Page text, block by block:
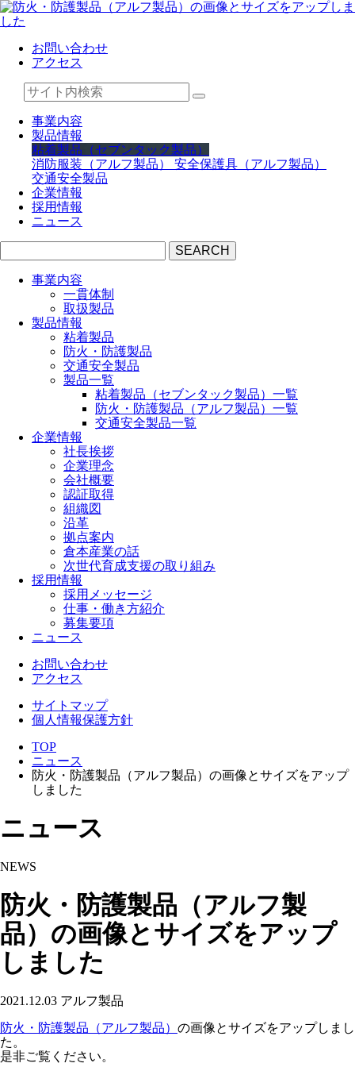
お問い合わせ
アクセス
事業内容
製品情報
粘着製品（セブンタック製品）
消防服装（アルフ製品） 安全保護具（アルフ製品）
交通安全製品
企業情報
採用情報
ニュース
SEARCH
事業内容
一貫体制
取扱製品
製品情報
粘着製品
防火・防護製品
交通安全製品
製品一覧
粘着製品（セブンタック製品）一覧
防火・防護製品（アルフ製品）一覧
交通安全製品一覧
企業情報
社長挨拶
企業理念
会社概要
認証取得
組織図
沿革
拠点案内
倉本産業の話
次世代育成支援の取り組み
採用情報
採用メッセージ
仕事・働き方紹介
募集要項
ニュース
お問い合わせ
アクセス
サイトマップ
個人情報保護方針
TOP
ニュース
防火・防護製品（アルフ製品）の画像とサイズをアップ
しました
ニュース
NEWS
防火・防護製品（アルフ製
品）の画像とサイズをアップ
しました
2021.12.03 アルフ製品
防火・防護製品（アルフ製品） の画像とサイズをアップしまし
た。
是非ご覧ください。